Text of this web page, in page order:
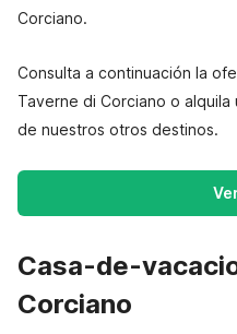
Corciano.
Consulta a continuación la
Taverne di Corciano o
de nuestros otros destinos.
Casa-de-
Corciano